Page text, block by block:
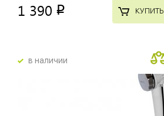
1 390 p КУПИТЬ
в наличии